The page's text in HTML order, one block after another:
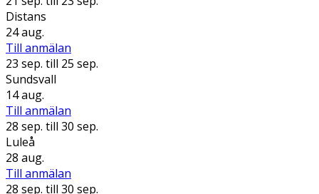
Distans
24 aug.
Till anmälan
23 sep. till 25 sep.
Sundsvall
14 aug.
Till anmälan
28 sep. till 30 sep.
Luleå
28 aug.
Till anmälan
28 sep. till 30 sep.